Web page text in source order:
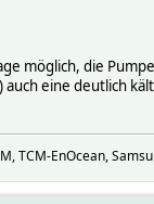
möglich, die
eine deutlich
EnOcean,